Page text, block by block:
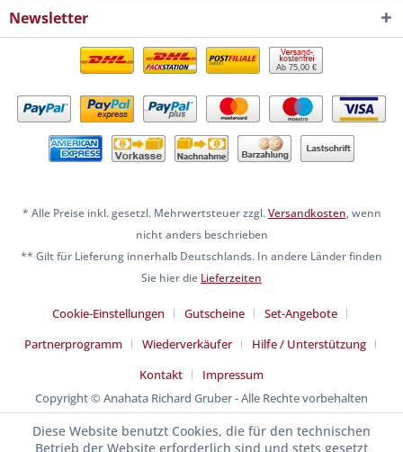
Newsletter
Ab 75,00 €
* Alle Preise inkl. gesetzl. Mehrwertsteuer zzgl.Versandkosten, wenn
nicht anders beschrieben
** Gilt für Lieferung innerhalb Deutschlands. In andere Länder finden
Sie hier die Lieferzeiten
Cookie-Einstellungen Gutscheine
Set-Angebote
Partnerprogramm
Wiederverkäufer
Hilfe / Unterstützung
Kontakt
Impressum
Copyright © Anahata Richard Gruber - Alle Rechte vorbehalten
Diese Website benutzt Cookies, die für den technischen
Betrieb der Website erforderlich sind und stets gesetzt